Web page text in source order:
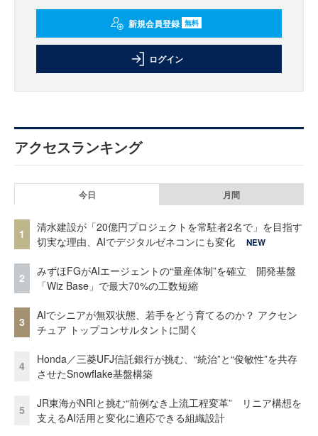
新規会員登録 無料
ログイン
アクセスランキング
今日 月間
1
清水建設が「20億円プロジェクトを常駐者2名で」を目指す
切実な理由、AIでデジタルゼネコンにも変化
NEW
2
みずほFGがAIエージェントの“量産体制”を確立 開発基盤
「Wiz Base」で最大70%の工数短縮
3
AIでシニアが無双状態、若手をどう育てるのか？ アクセン
チュア トップコンサルタントに聞く
4
Honda／三菱UFJ信託銀行が挑む、“統治”と“俊敏性”を共存
させたSnowflake基盤構築
5
JR東海がNRIと挑む“前例なき上流工程変革” リニア構想を
支えるAI活用と変化に適応できる組織設計